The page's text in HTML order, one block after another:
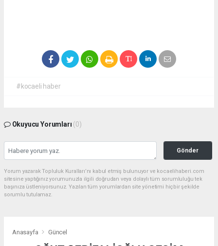
#kocaeli haber
Okuyucu Yorumları (0)
Gönder
Yorum yazarak Topluluk Kuralları’nı kabul etmiş bulunuyor ve kocaelihaberi.com
sitesine yaptığınız yorumunuzla ilgili doğrudan veya dolaylı tüm sorumluluğu tek
başınıza üstleniyorsunuz. Yazılan tüm yorumlardan site yönetimi hiçbir şekilde
sorumlu tutulamaz.
Anasayfa Güncel